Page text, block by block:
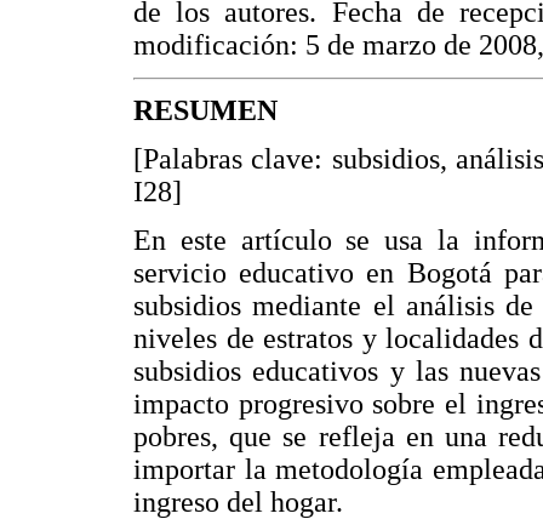
de los autores. Fecha de
modificación: 5 de marzo de
RESUMEN
[Palabras clave: subsidios,
I28]
En este artículo se usa la
servicio educativo en Bogotá
subsidios mediante el análisis
niveles de estratos y localidades
subsidios educativos y las
impacto progresivo sobre el
pobres, que se refleja en una
importar la metodología
ingreso del hogar.